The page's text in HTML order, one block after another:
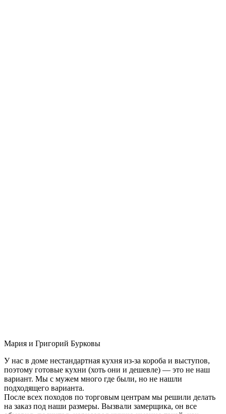
Мария и Григорий Бурковы
У нас в доме нестандартная кухня из-за короба и выступов,
поэтому готовые кухни (хоть они и дешевле) — это не наш
вариант. Мы с мужем много где были, но не нашли
подходящего варианта.
После всех походов по торговым центрам мы решили делать
на заказ под наши размеры. Вызвали замерщика, он все